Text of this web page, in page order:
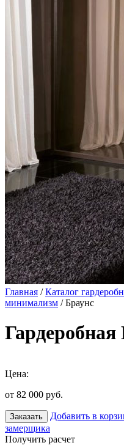
Главная /Каталог
минимализм / Браунс
Гардеробная
Цена:
от 82 000 руб.
Заказать Добавить в
замерщика
Получить расчет